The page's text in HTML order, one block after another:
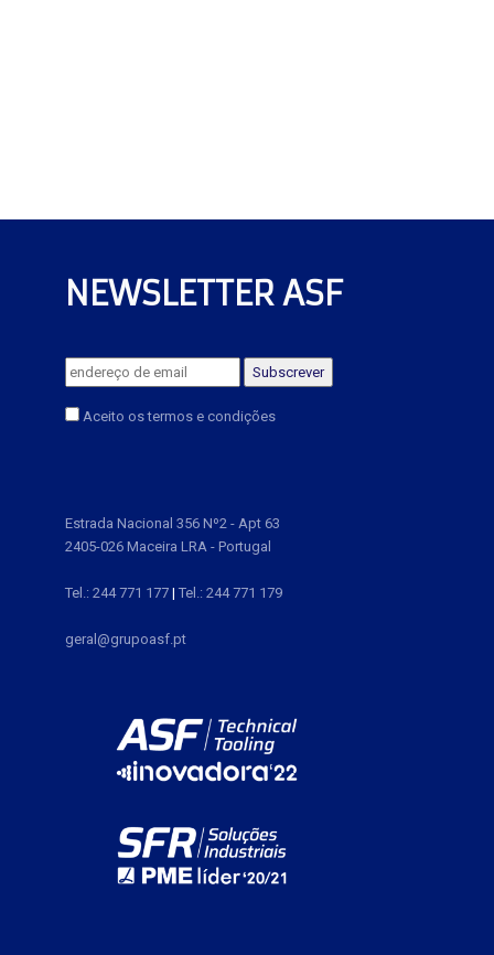
NEWSLETTER ASF
Aceito os termos e condições
Estrada Nacional 356 Nº2 - Apt 63
2405-026 Maceira LRA - Portugal
Tel.: 244 771 177| Tel.: 244 771 179
geral@grupoasf.pt